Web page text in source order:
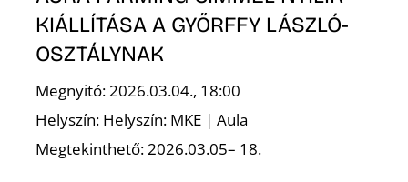
KIÁLLÍTÁSA A GYŐRFFY LÁSZLÓ-
OSZTÁLYNAK
Megnyitó: 2026.03.04., 18:00
Helyszín: Helyszín: MKE | Aula
Megtekinthető: 2026.03.05– 18.